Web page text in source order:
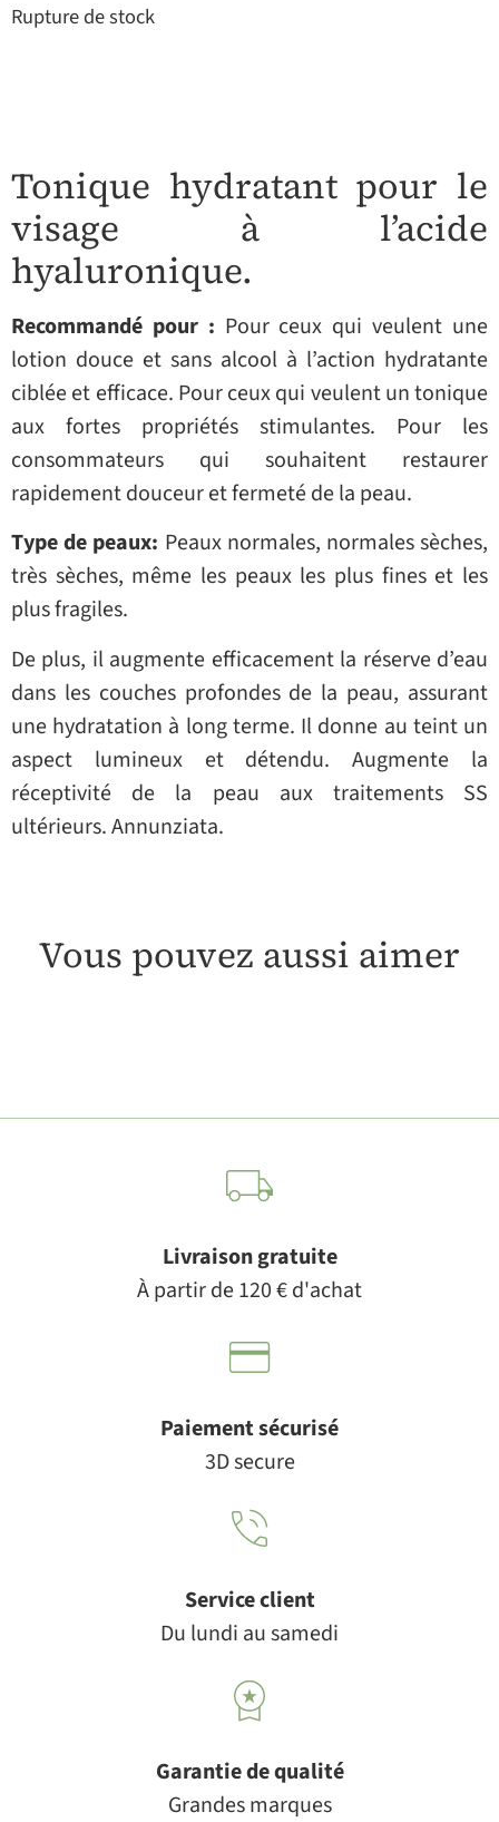
Rupture de stock
Tonique hydratant pour le
visage à l’acide
hyaluronique.
Recommandé pour : Pour ceux qui veulent une
lotion douce et sans alcool à l’action hydratante
ciblée et efficace. Pour ceux qui veulent un tonique
aux fortes propriétés stimulantes. Pour les
consommateurs qui souhaitent restaurer
rapidement douceur et fermeté de la peau.
Type de peaux: Peaux normales, normales sèches,
très sèches, même les peaux les plus fines et les
plus fragiles.
De plus, il augmente efficacement la réserve d’eau
dans les couches profondes de la peau, assurant
une hydratation à long terme. Il donne au teint un
aspect lumineux et détendu. Augmente la
réceptivité de la peau aux traitements SS
ultérieurs. Annunziata.
Vous pouvez aussi aimer
Livraison gratuite
À partir de 120 € d'achat
Paiement sécurisé
3D secure
Service client
Du lundi au samedi
Garantie de qualité
Grandes marques